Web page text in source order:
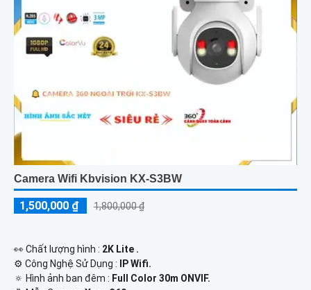
Camera Wifi Kbvision KX-S3BW
1,500,000 ₫ 1,800,000 ₫
️👀 Chất lượng hình : 2K Lite .
⚙ Công Nghệ Sử Dụng :
IP Wifi.
🔅 Hình ảnh ban đêm : Full Color 30m ONVIF.